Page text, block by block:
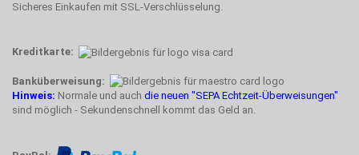
Sicheres Einkaufen mit SSL-Verschlüsselung.
Kreditkarte:
Banküberweisung:
Hinweis: Normale und auch die neuen "SEPA Echtzeit-Überweisungen"
sind möglich - Sekundenschnell kommt das Geld an.